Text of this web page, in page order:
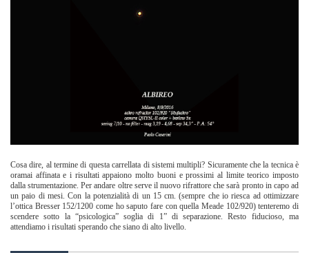
Cosa dire, al termine di questa carrellata di sistemi multipli? Sicuramente che la tecnica è
oramai affinata e i risultati appaiono molto buoni e prossimi al limite teorico imposto
dalla strumentazione. Per andare oltre serve il nuovo rifrattore che sarà pronto in capo ad
un paio di mesi. Con la potenzialità di un 15 cm. (sempre che io riesca ad ottimizzare
l’ottica Bresser 152/1200 come ho saputo fare con quella Meade 102/920) tenteremo di
scendere sotto la “psicologica” soglia di 1” di separazione. Resto fiducioso, ma
attendiamo i risultati sperando che siano di alto livello.